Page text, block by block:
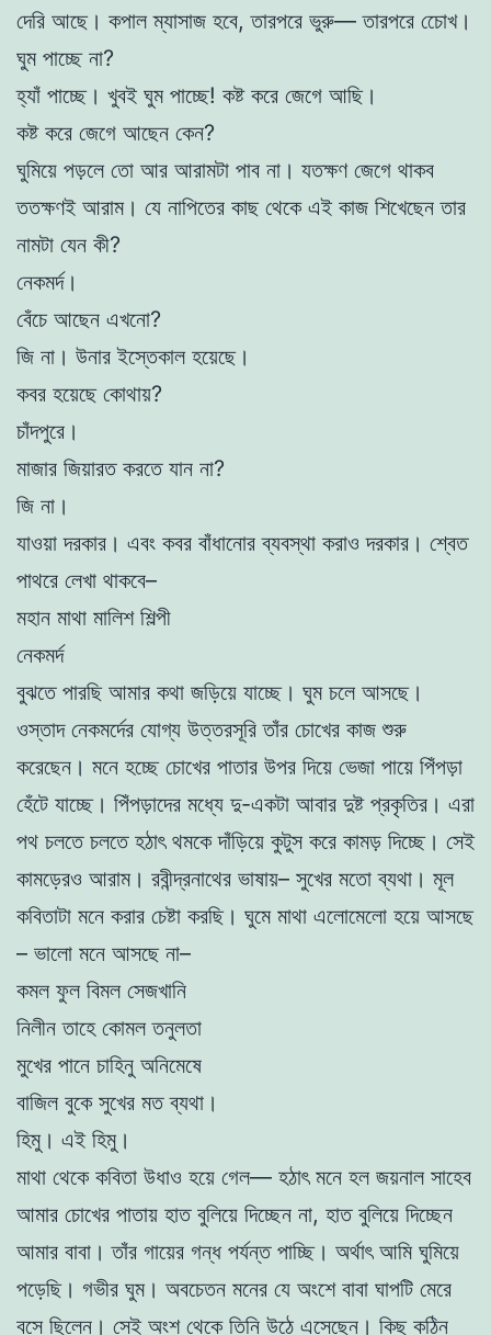
দেরি আছে। কপাল ম্যাসাজ হবে, তারপরে ভুরু— তারপরে চোেখ।
ঘুম পাচ্ছে না?
হ্যাঁ পাচ্ছে। খুবই ঘুম পাচ্ছে! কষ্ট করে জেগে আছি।
কষ্ট করে জেগে আছেন কেন?
ঘুমিয়ে পড়লে তো আর আরামটা পাব না। যতক্ষণ জেগে থাকব
ততক্ষণই আরাম। যে নাপিতের কাছ থেকে এই কাজ শিখেছেন তার
নামটা যেন কী?
নেকমর্দ।
বেঁচে আছেন এখনো?
জি না। উনার ইস্তেকাল হয়েছে।
কবর হয়েছে কোথায়?
চাঁদপুরে।
মাজার জিয়ারত করতে যান না?
জি না।
যাওয়া দরকার। এবং কবর বাঁধানোর ব্যবস্থা করাও দরকার। শ্বেত
পাথরে লেখা থাকবে–
মহান মাথা মালিশ শিল্পী
নেকমর্দ
বুঝতে পারছি আমার কথা জড়িয়ে যাচ্ছে। ঘুম চলে আসছে।
ওস্তাদ নেকমর্দের যোগ্য উত্তরসূরি তাঁর চোখের কাজ শুরু
করেছেন। মনে হচ্ছে চোখের পাতার উপর দিয়ে ভেজা পায়ে পিঁপড়া
হেঁটে যাচ্ছে। পিঁপড়াদের মধ্যে দু-একটা আবার দুষ্ট প্রকৃতির। এরা
পথ চলতে চলতে হঠাৎ থমকে দাঁড়িয়ে কুটুস করে কামড় দিচ্ছে। সেই
কামড়েরও আরাম। রবীন্দ্রনাথের ভাষায়– সুখের মতো ব্যথা। মূল
কবিতাটা মনে করার চেষ্টা করছি। ঘুমে মাথা এলোমেলো হয়ে আসছে
– ভালো মনে আসছে না–
কমল ফুল বিমল সেজখানি
নিলীন তাহে কোমল তনুলতা
মুখের পানে চাহিনু অনিমেষে
বাজিল বুকে সুখের মত ব্যথা।
হিমু। এই হিমু।
মাথা থেকে কবিতা উধাও হয়ে গেল— হঠাৎ মনে হল জয়নাল সাহেব
আমার চোখের পাতায় হাত বুলিয়ে দিচ্ছেন না, হাত বুলিয়ে দিচ্ছেন
আমার বাবা। তাঁর গায়ের গন্ধ পর্যন্ত পাচ্ছি। অর্থাৎ আমি ঘুমিয়ে
পড়েছি। গভীর ঘুম। অবচেতন মনের যে অংশে বাবা ঘাপটি মেরে
বসে ছিলেন। সেই অংশ থেকে তিনি উঠে এসেছেন। কিছু কঠিন